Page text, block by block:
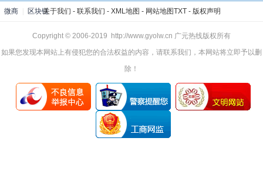
微商 区块链关于我们 - 联系我们 - XML地图 - 网站地图TXT- 版权声明
Copyright © 2006-2019 http://www.gyolw.cn 广元热线版权所有
如果您发现本网站上有侵犯您的合法权益的内容，请联系我们，本网站将立即予以删
除！